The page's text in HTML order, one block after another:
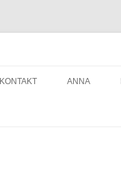
KONTAKT ANNA